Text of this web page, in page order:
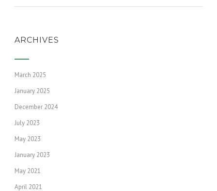
ARCHIVES
March 2025
January 2025
December 2024
July 2023
May 2023
January 2023
May 2021
April 2021